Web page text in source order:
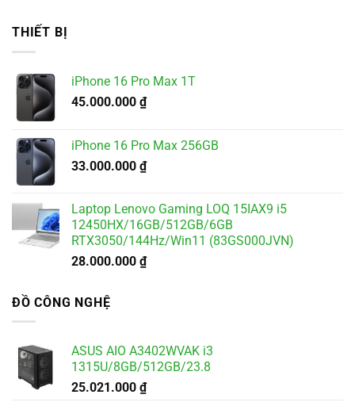
THIẾT BỊ
iPhone 16 Pro Max 1T
45.000.000 ₫
iPhone 16 Pro Max 256GB
33.000.000 ₫
Laptop Lenovo Gaming LOQ 15IAX9 i5
12450HX/16GB/512GB/6GB
RTX3050/144Hz/Win11 (83GS000JVN)
28.000.000 ₫
ĐỒ CÔNG NGHỆ
ASUS AIO A3402WVAK i3
1315U/8GB/512GB/23.8
25.021.000 ₫